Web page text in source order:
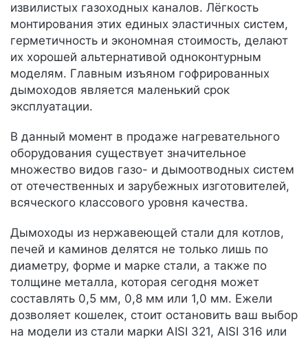
извилистых газоходных каналов. Лёгкость
монтирования этих единых эластичных систем,
герметичность и экономная стоимость, делают
их хорошей альтернативой одноконтурным
моделям. Главным изъяном гофрированных
дымоходов является маленький срок
эксплуатации.
В данный момент в продаже нагревательного
оборудования существует значительное
множество видов газо- и дымоотводных систем
от отечественных и зарубежных изготовителей,
всяческого классового уровня качества.
Дымоходы из нержавеющей стали для котлов,
печей и каминов делятся не только лишь по
диаметру, форме и марке стали, а также по
толщине металла, которая сегодня может
составлять 0,5 мм, 0,8 мм или 1,0 мм. Ежели
дозволяет кошелек, стоит остановить ваш выбор
на модели из стали марки AISI 321, AISI 316 или